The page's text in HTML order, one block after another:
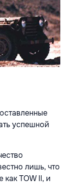
успешной
лишь, что
как TOW II, и